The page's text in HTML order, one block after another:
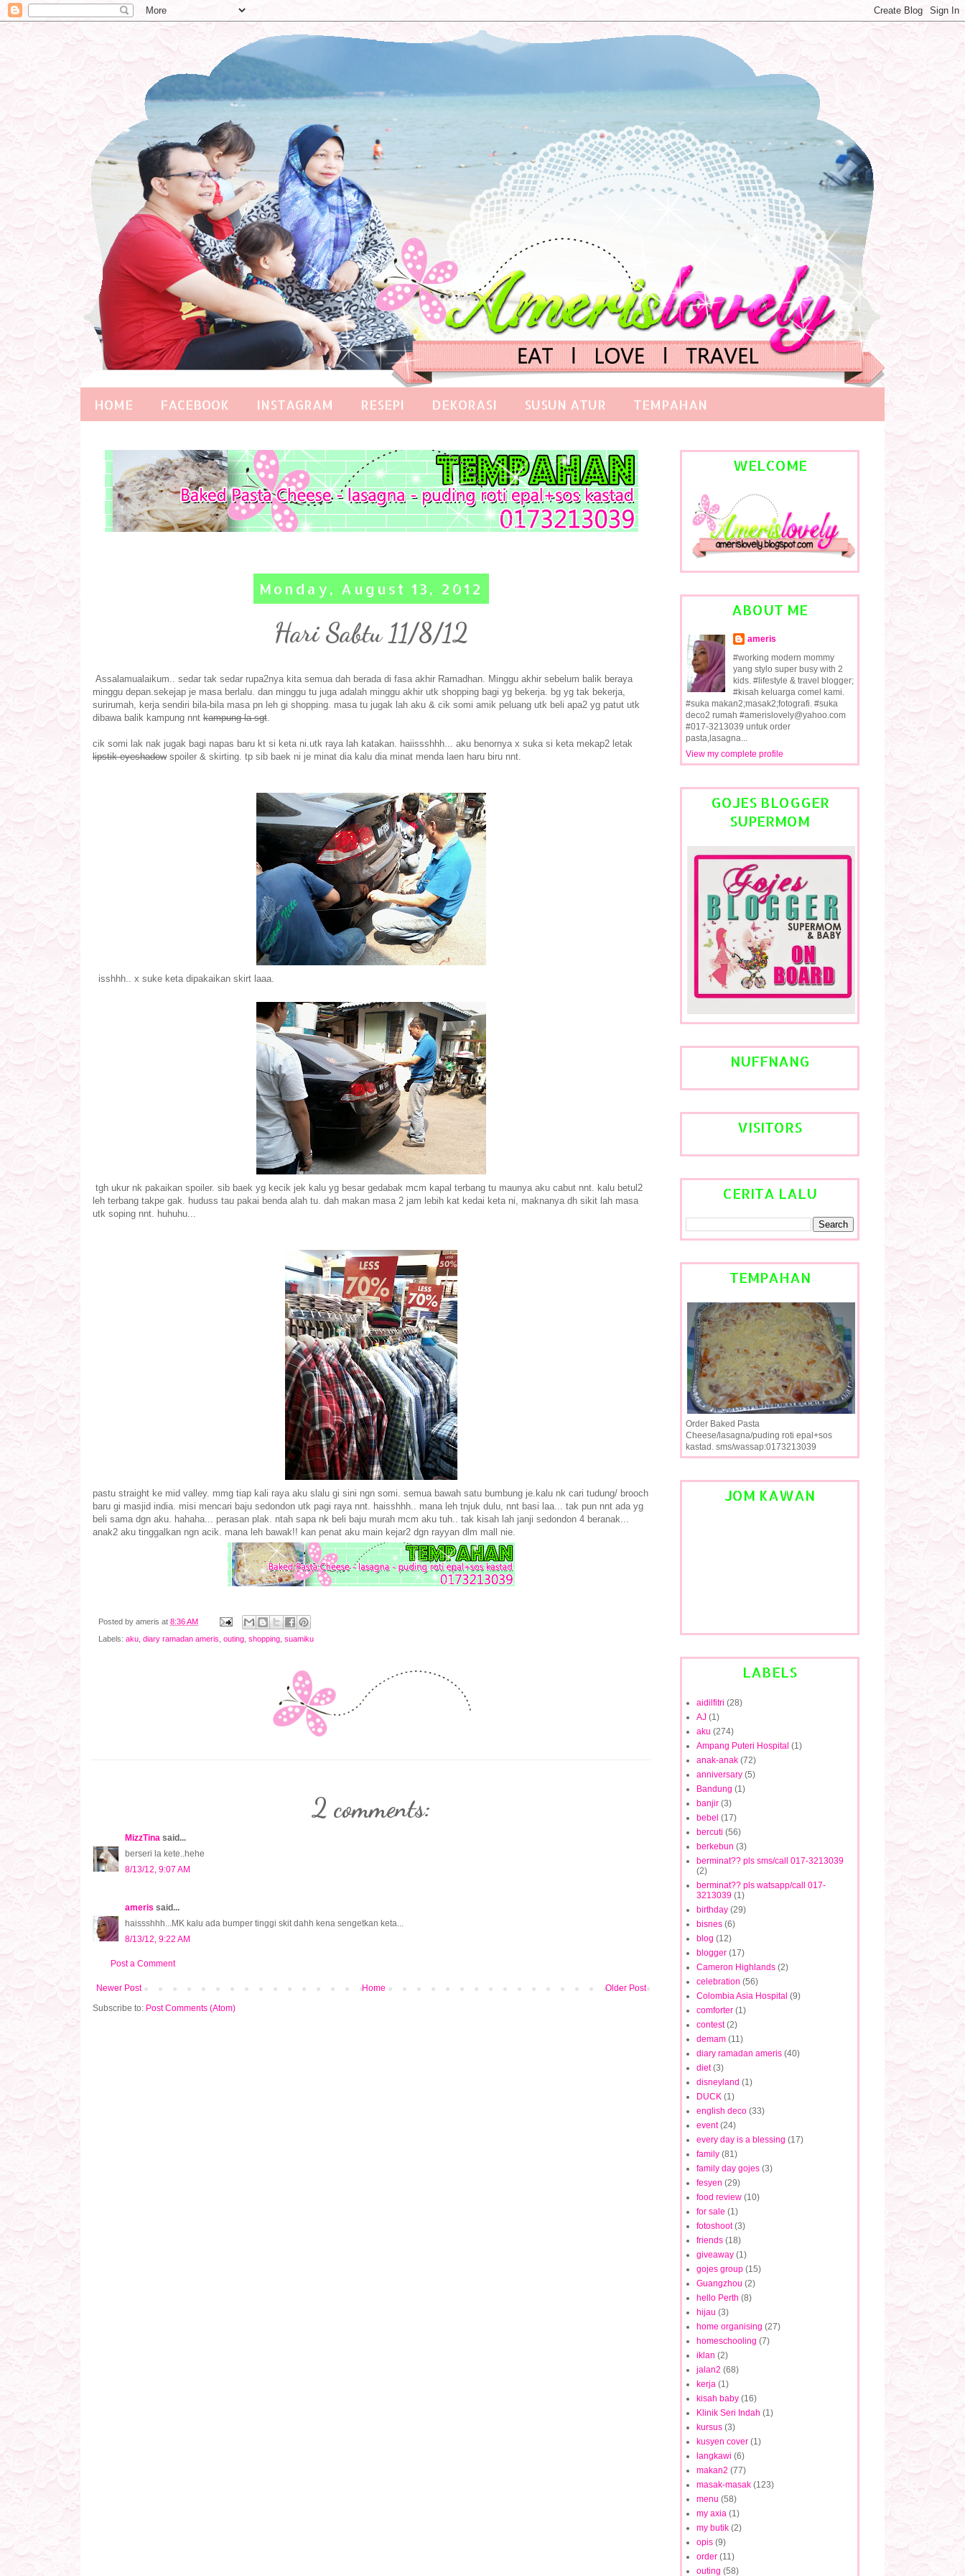
HOME FACEBOOK INSTAGRAM RESEPI DEKORASI SUSUN ATUR TEMPAHAN
Monday, August 13, 2012
Hari Sabtu 11/8/12
Assalamualaikum.. sedar tak sedar rupa2nya kita semua dah berada di fasa akhir Ramadhan. Minggu akhir sebelum balik beraya
minggu depan.sekejap je masa berlalu. dan minggu tu juga adalah minggu akhir utk shopping bagi yg bekerja. bg yg tak bekerja,
surirumah, kerja sendiri bila-bila masa pn leh gi shopping. masa tu jugak lah aku & cik somi amik peluang utk beli apa2 yg patut utk
dibawa balik kampung nnt kampung la sgt
cik somi lak nak jugak bagi napas baru kt si keta ni.utk raya lah katakan. haiissshhh... aku benornya x suka si keta mekap2 letak
lipstik eyeshadowspoiler & skirting. tp sib baek ni je minat dia kalu dia minat menda laen haru biru nnt.
isshhh.. x suke keta dipakaikan skirt laaa.
tgh ukur nk pakaikan spoiler. sib baek yg kecik jek kalu yg besar gedabak mcm kapal terbang tu maunya aku cabut nnt. kalu betul2
leh terbang takpe gak. huduss tau pakai benda alah tu. dah makan masa 2 jam lebih kat kedai keta ni, maknanya dh sikit lah masa
utk soping nnt. huhuhu...
pastu straight ke mid valley. mmg tiap kali raya aku slalu gi sini ngn somi. semua bawah satu bumbung je.kalu nk cari tudung/ brooch
baru gi masjid india. misi mencari baju sedondon utk pagi raya nnt. haisshhh.. mana leh tnjuk dulu, nnt basi laa... tak pun nnt ada yg
beli sama dgn aku. hahaha... perasan plak. ntah sapa nk beli baju murah mcm aku tuh.. tak kisah lah janji sedondon 4 beranak...
anak2 aku tinggalkan ngn acik. mana leh bawak!! kan penat aku main kejar2 dgn rayyan dlm mall nie.
Posted by ameris at 8:36 AM
Labels: aku diary ramadan ameris outing shopping suamiku
2 comments:
MizzTina said...
berseri la kete..hehe
8/13/12, 9:07 AM
ameris said...
haissshhh...MK kalu ada bumper tinggi skit dahh kena sengetkan keta...
8/13/12, 9:22 AM
Post a Comment
Newer Post Older Post
Home
Subscribe to: Post Comments (Atom)
WELCOME
ABOUT ME
ameris
#working modern mommy
yang stylo super busy with 2
kids. #lifestyle & travel blogger;
#kisah keluarga comel kami.
#suka makan2;masak2;fotografi. #suka
deco2 rumah #amerislovely@yahoo.com
#017-3213039 untuk order
pasta,lasagna...
View my complete profile
GOJES BLOGGER
SUPERMOM
NUFFNANG
VISITORS
CERITA LALU
TEMPAHAN
Order Baked Pasta
Cheese/lasagna/puding roti epal+sos
kastad. sms/wassap:0173213039
JOM KAWAN
LABELS
aidilfitri (28)
AJ (1)
aku (274)
Ampang Puteri Hospital (1)
anak-anak (72)
anniversary (5)
Bandung (1)
banjir (3)
bebel (17)
bercuti (56)
berkebun (3)
berminat?? pls sms/call 017-3213039
(2)
berminat?? pls watsapp/call 017-
3213039 (1)
birthday (29)
bisnes (6)
blog (12)
blogger (17)
Cameron Highlands (2)
celebration (56)
Colombia Asia Hospital (9)
comforter (1)
contest (2)
demam (11)
diary ramadan ameris (40)
diet (3)
disneyland (1)
DUCK (1)
english deco (33)
event (24)
every day is a blessing (17)
family (81)
family day gojes (3)
fesyen (29)
food review (10)
for sale (1)
fotoshoot (3)
friends (18)
giveaway (1)
gojes group (15)
Guangzhou (2)
hello Perth (8)
hijau (3)
home organising (27)
homeschooling (7)
iklan (2)
jalan2 (68)
kerja (1)
kisah baby (16)
Klinik Seri Indah (1)
kursus (3)
kusyen cover (1)
langkawi (6)
makan2 (77)
masak-masak (123)
menu (58)
my axia (1)
my butik (2)
opis (9)
order (11)
outing (58)